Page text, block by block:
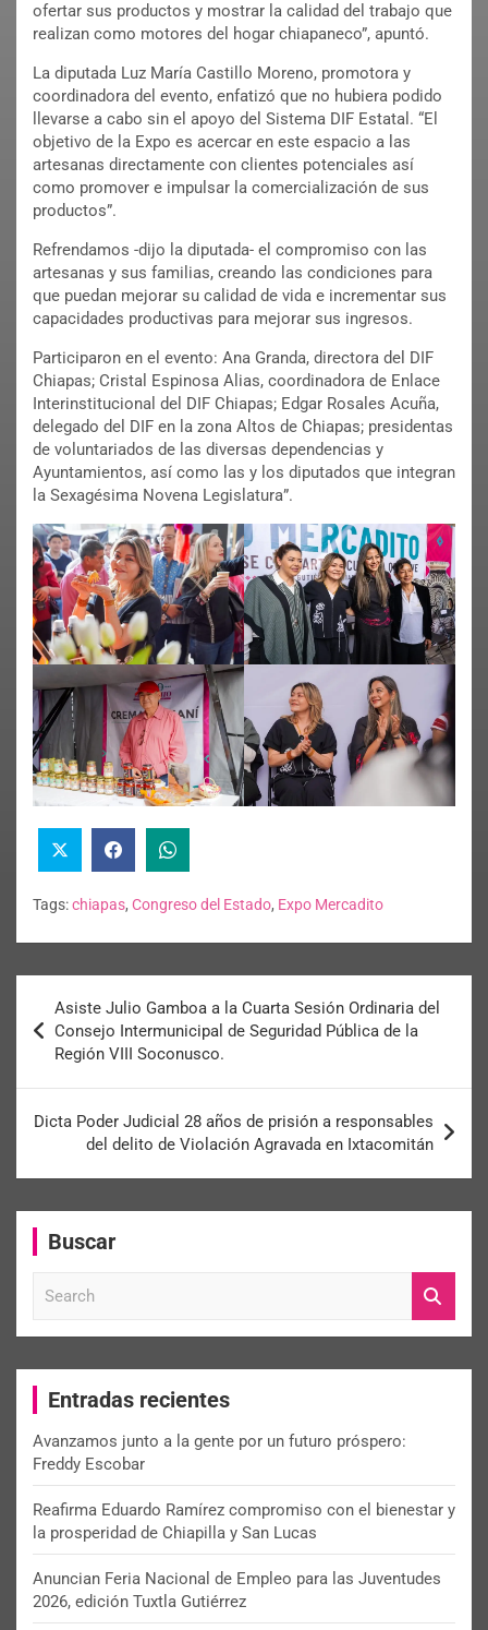
ofertar sus productos y mostrar la calidad del trabajo que
realizan como motores del hogar chiapaneco”, apuntó.
La diputada Luz María Castillo Moreno, promotora y
coordinadora del evento, enfatizó que no hubiera podido
llevarse a cabo sin el apoyo del Sistema DIF Estatal. “El
objetivo de la Expo es acercar en este espacio a las
artesanas directamente con clientes potenciales así
como promover e impulsar la comercialización de sus
productos”.
Refrendamos -dijo la diputada- el compromiso con las
artesanas y sus familias, creando las condiciones para
que puedan mejorar su calidad de vida e incrementar sus
capacidades productivas para mejorar sus ingresos.
Participaron en el evento: Ana Granda, directora del DIF
Chiapas; Cristal Espinosa Alias, coordinadora de Enlace
Interinstitucional del DIF Chiapas; Edgar Rosales Acuña,
delegado del DIF en la zona Altos de Chiapas; presidentas
de voluntariados de las diversas dependencias y
Ayuntamientos, así como las y los diputados que integran
la Sexagésima Novena Legislatura”.
Tags:chiapas, Congreso del Estado, Expo Mercadito
Asiste Julio Gamboa a la Cuarta Sesión Ordinaria del
Consejo Intermunicipal de Seguridad Pública de la
Región VIII Soconusco.
Dicta Poder Judicial 28 años de prisión a responsables
del delito de Violación Agravada en Ixtacomitán
Buscar
c
Entradas recientes
Avanzamos junto a la gente por un futuro próspero:
Freddy Escobar
Reafirma Eduardo Ramírez compromiso con el bienestar y
la prosperidad de Chiapilla y San Lucas
Anuncian Feria Nacional de Empleo para las Juventudes
2026, edición Tuxtla Gutiérrez